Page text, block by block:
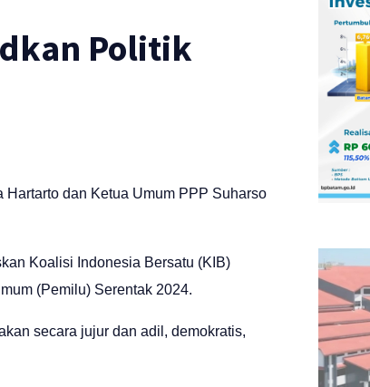
Politik
dan Ketua Umum PPP Suharso
Koalisi Indonesia Bersatu (KIB)
(Pemilu) Serentak 2024.
secara jujur dan adil, demokratis,